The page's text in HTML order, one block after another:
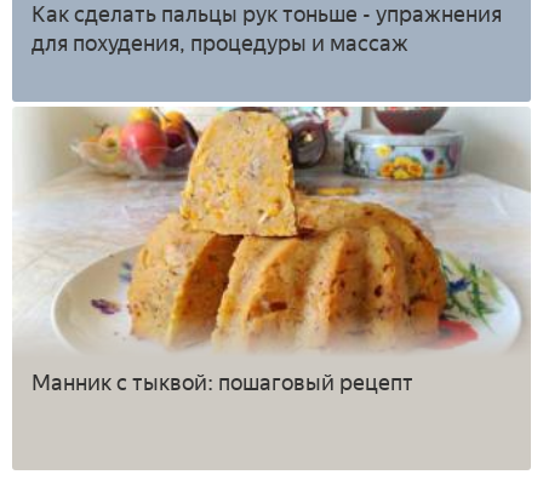
Как сделать пальцы рук тоньше - упражнения
для похудения, процедуры и массаж
Манник с тыквой: пошаговый рецепт